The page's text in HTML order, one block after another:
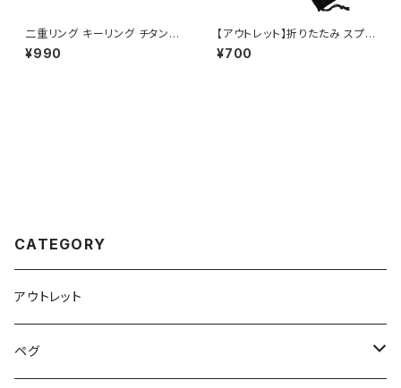
二重リング キーリング チタン製
ブラック 32mm×2個 超軽量 頑
丈 サビに強い 二重丸カン スプ
¥990
【アウトレット】折りたたみ スプ
ーン チタン製 フォールディング
カトラリー 超軽量 頑丈 食器 調
¥700
CATEGORY
アウトレット
ペグ